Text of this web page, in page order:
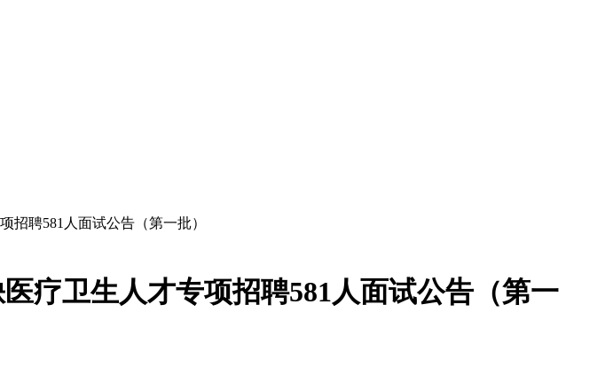
招聘581人面试公告（第一批）
疗卫生人才专项招聘581人面试公告（第一